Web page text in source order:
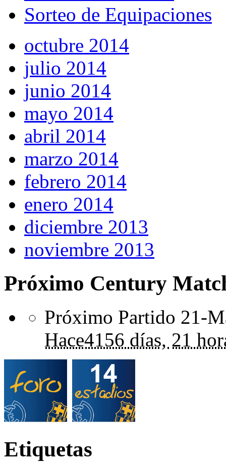
Sorteo de Equipaciones
octubre 2014
julio 2014
junio 2014
mayo 2014
abril 2014
marzo 2014
febrero 2014
enero 2014
diciembre 2013
noviembre 2013
Próximo Century
Próximo Partido 21-
Hace4156 días, 21
Etiquetas